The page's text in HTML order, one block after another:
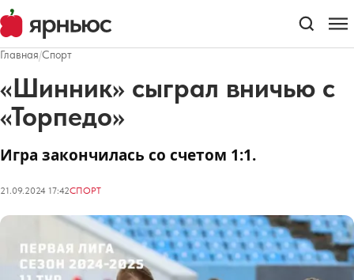
Главная/Спорт
«Шинник» сыграл вничью с
«Торпедо»
Игра закончилась со счетом 1:1.
21.09.2024 17:42СПОРТ